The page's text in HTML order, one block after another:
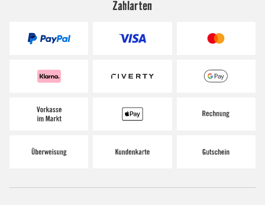
Zahlarten